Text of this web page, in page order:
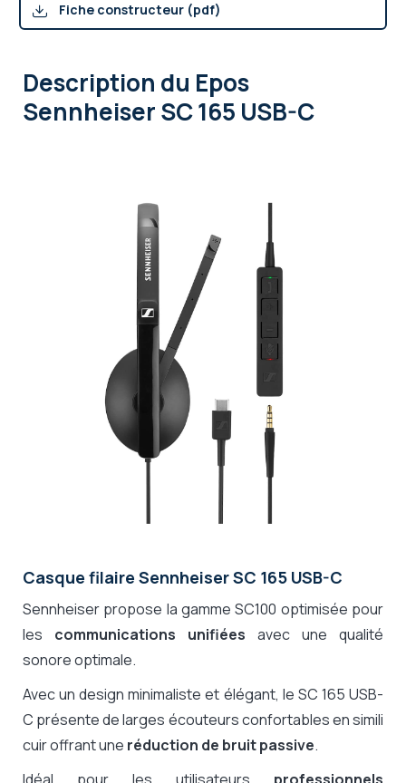
Fiche constructeur (pdf)
Description du Epos
Sennheiser SC 165 USB-C
Casque filaire Sennheiser SC 165 USB-C
Sennheiser propose la gamme SC100 optimisée pour
les communications unifiées avec une qualité
sonore optimale.
Avec un design minimaliste et élégant, le SC 165 USB-
C présente de larges écouteurs confortables en simili
cuir offrant une réduction de bruit passive.